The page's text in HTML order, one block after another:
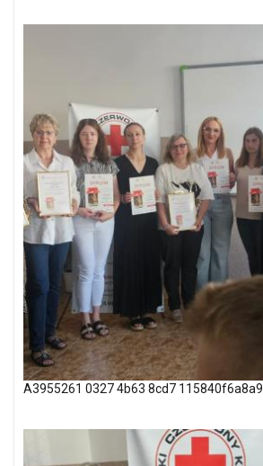
A3955261 0327 4b63 8cd7 115840f6a8a9